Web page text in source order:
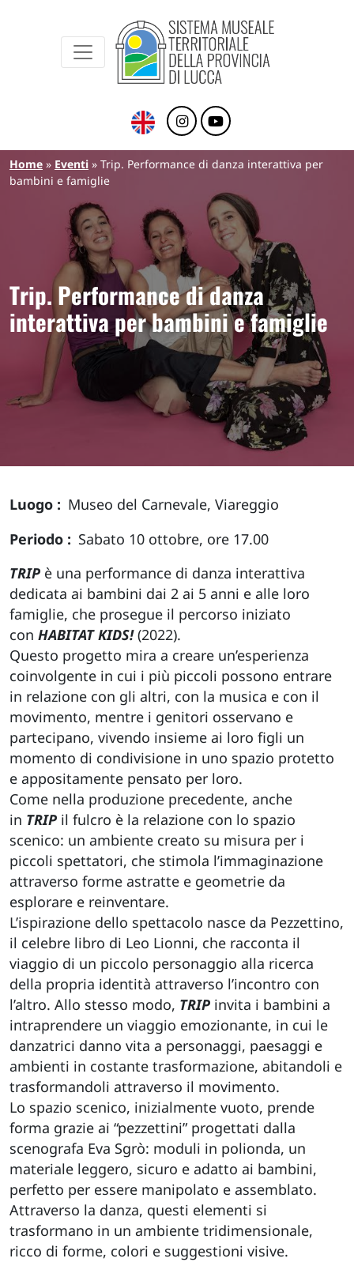
Sistema Museale Territoriale della
Briciole di pane
Home Eventi
Trip. Performance di danza interattiva per
bambini e famiglie
Trip. Performance di danza
interattiva per bambini e famiglie
Luogo
Museo del Carnevale, Viareggio
Periodo
Sabato 10 ottobre, ore 17.00
TRIP è una performance di danza interattiva
dedicata ai bambini dai 2 ai 5 anni e alle loro
famiglie, che prosegue il percorso iniziato
con HABITAT KIDS!(2022).
Questo progetto mira a creare un’esperienza
coinvolgente in cui i più piccoli possono entrare
in relazione con gli altri, con la musica e con il
movimento, mentre i genitori osservano e
partecipano, vivendo insieme ai loro figli un
momento di condivisione in uno spazio protetto
e appositamente pensato per loro.
Come nella produzione precedente, anche
in TRIP il fulcro è la relazione con lo spazio
scenico: un ambiente creato su misura per i
piccoli spettatori, che stimola l’immaginazione
attraverso forme astratte e geometrie da
esplorare e reinventare.
L’ispirazione dello spettacolo nasce da Pezzettino,
il celebre libro di Leo Lionni, che racconta il
viaggio di un piccolo personaggio alla ricerca
della propria identità attraverso l’incontro con
l’altro. Allo stesso modo, TRIP invita i bambini a
intraprendere un viaggio emozionante, in cui le
danzatrici danno vita a personaggi, paesaggi e
ambienti in costante trasformazione, abitandoli e
trasformandoli attraverso il movimento.
Lo spazio scenico, inizialmente vuoto, prende
forma grazie ai “pezzettini” progettati dalla
scenografa Eva Sgrò: moduli in polionda, un
materiale leggero, sicuro e adatto ai bambini,
perfetto per essere manipolato e assemblato.
Attraverso la danza, questi elementi si
trasformano in un ambiente tridimensionale,
ricco di forme, colori e suggestioni visive.